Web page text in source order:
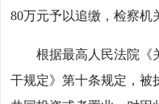
80万元予以追缴，检察机
根据最高人民法院《
干规定》第十条规定，被